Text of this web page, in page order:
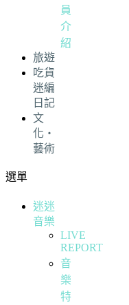
員
介
紹
旅遊
吃貨
迷編
日記
文
化・
藝術
選單
迷迷
音樂
LIVE
REPORT
音
樂
特